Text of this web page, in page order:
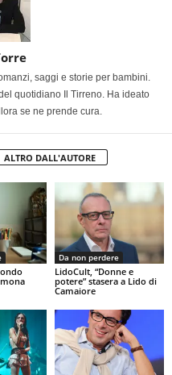
saggi e storie per bambini.
quotidiano Il Tirreno. Ha ideato
se ne prende cura.
ALTRO DALL'AUTORE
Da non perdere
LidoCult, “Donne e
potere” stasera a Lido di
Camaiore